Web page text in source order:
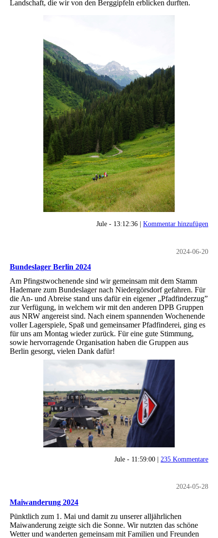
Landschaft, die wir von den Berggipfeln erblicken durften.
Jule - 13:12:36 | Kommentar hinzufügen
2024-06-20
Bundeslager Berlin 2024
Am Pfingstwochenende sind wir gemeinsam mit dem Stamm
Hademare zum Bundeslager nach Niedergörsdorf gefahren. Für
die An- und Abreise stand uns dafür ein eigener „Pfadfinderzug”
zur Verfügung, in welchem wir mit den anderen DPB Gruppen
aus NRW angereist sind. Nach einem spannenden Wochenende
voller Lagerspiele, Spaß und gemeinsamer Pfadfinderei, ging es
für uns am Montag wieder zurück. Für eine gute Stimmung,
sowie hervorragende Organisation haben die Gruppen aus
Berlin gesorgt, vielen Dank dafür!
Jule - 11:59:00 | 235 Kommentare
2024-05-28
Maiwanderung 2024
Pünktlich zum 1. Mai und damit zu unserer alljährlichen
Maiwanderung zeigte sich die Sonne. Wir nutzten das schöne
Wetter und wanderten gemeinsam mit Familien und Freunden